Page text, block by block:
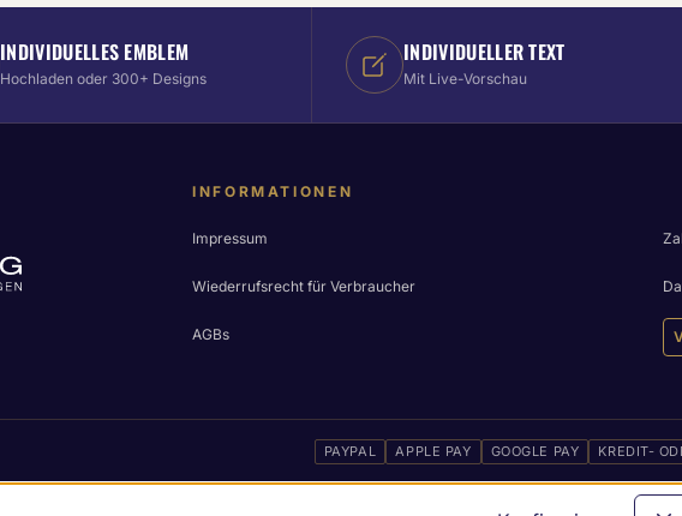
INDIVIDUELLES EMBLEM
Hochladen oder 300+ Designs
INDIVIDUELLER TEXT
Mit Live-Vorschau
INFORMATIONEN
Impressum
Wiederrufsrecht für Verbraucher
AGBs
PAYPAL APPLE PAY GOOGLE PAY KREDIT-